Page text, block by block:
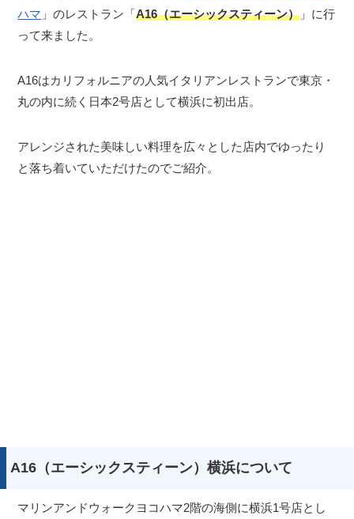
ハマ 」のレストラン「A16（エーシックスティーン） 」に行
って来ました。
A16はカリフォルニアの人気イタリアンレストランで東京・
丸の内に続く日本2号店として横浜に初出店。
アレンジされた美味しい料理を広々とした店内でゆったり
と落ち着いていただけたのでご紹介。
A16（エーシックスティーン）横浜について
マリンアンドウォークヨコハマ2階の海側に横浜1号店とし